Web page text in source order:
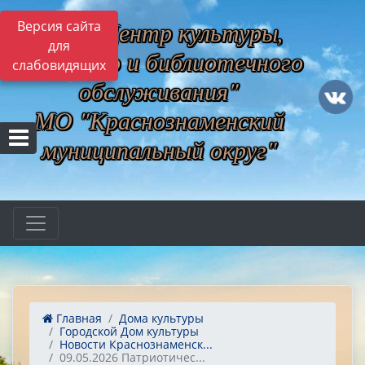
Версия сайта
для
слабовидящих
МБУ "Центр культуры,
музейного и библиотечного
обслуживания"
МО "Краснознаменский
муниципальный округ"
Главная
Дома культуры
Городской Дом культуры
Новости Краснознаменск...
09.05.2026 Патриотичес...